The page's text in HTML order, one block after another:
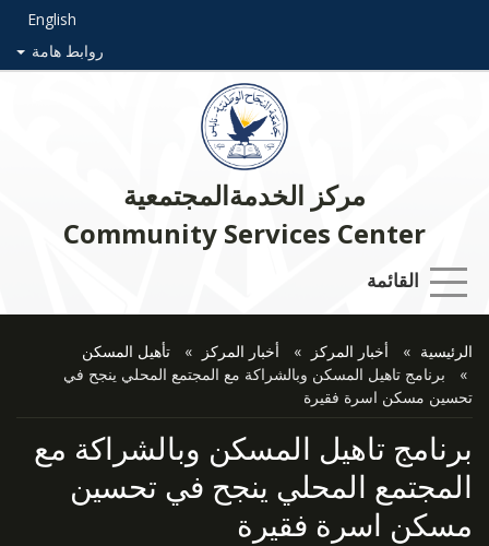
English
روابط هامة
مركز الخدمةالمجتمعية
Community Services Center
القائمة
الرئيسية أخبار المركز أخبار المركز
تأهيل المسكن
برنامج تاهيل المسكن وبالشراكة مع المجتمع المحلي ينجح في
تحسين مسكن اسرة فقيرة
برنامج تاهيل المسكن وبالشراكة مع
المجتمع المحلي ينجح في تحسين
مسكن اسرة فقيرة